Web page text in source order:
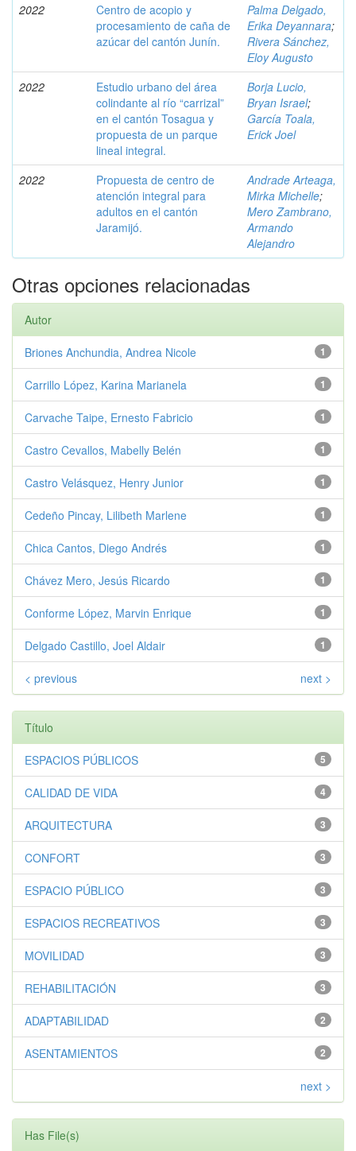
2022
Centro de acopio y
procesamiento de caña de
azúcar del cantón Junín.
Palma Delgado,
Erika Deyannara;
Rivera Sánchez,
Eloy Augusto
2022
Estudio urbano del área
colindante al río “carrizal”
en el cantón Tosagua y
propuesta de un parque
lineal integral.
Borja Lucio,
Bryan Israel;
García Toala,
Erick Joel
2022
Propuesta de centro de
atención integral para
adultos en el cantón
Jaramijó.
Andrade Arteaga,
Mirka Michelle;
Mero Zambrano,
Armando
Alejandro
Otras opciones relacionadas
Autor
1
Briones Anchundia, Andrea Nicole
1
Carrillo López, Karina Marianela
1
Carvache Taipe, Ernesto Fabricio
1
Castro Cevallos, Mabelly Belén
1
Castro Velásquez, Henry Junior
1
Cedeño Pincay, Lilibeth Marlene
1
Chica Cantos, Diego Andrés
1
Chávez Mero, Jesús Ricardo
1
Conforme López, Marvin Enrique
1
Delgado Castillo, Joel Aldair
< previous next >
Título
5
ESPACIOS PÚBLICOS
4
CALIDAD DE VIDA
3
ARQUITECTURA
3
CONFORT
3
ESPACIO PÚBLICO
3
ESPACIOS RECREATIVOS
3
MOVILIDAD
3
REHABILITACIÓN
2
ADAPTABILIDAD
2
ASENTAMIENTOS
next >
Has File(s)